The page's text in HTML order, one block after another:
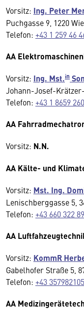
Vorsitz: Ing. Peter
Puchgasse 9, 1220
Telefon: +43 1 259 46
AA
Vorsitz: Ing. Mst.in
Johann-Josef-
Telefon: +43 1 8659
AA
Vorsitz: N.N.
AA Kälte- und
Vorsitz: Mst. Ing.
Lenischberggasse 5,
Telefon: +43 660 322
AA
Vorsitz: KommR
Gabelhofer Straße 5,
Telefon: +43 357982105
AA